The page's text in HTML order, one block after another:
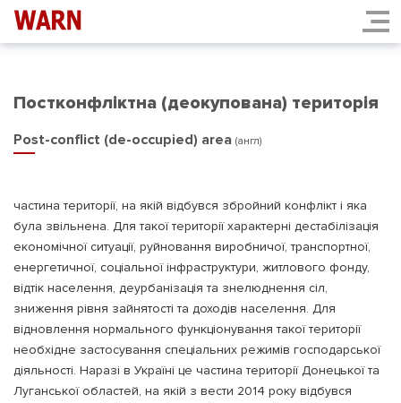
Постконфліктна (деокупована) територія
Post-conflict (de-occupied) area (англ)
частина території, на якій відбувся збройний конфлікт і яка
була звільнена. Для такої території характерні дестабілізація
економічної ситуації, руйновання виробничої, транспортної,
енергетичної, соціальної інфраструктури, житлового фонду,
відтік населення, деурбанізація та знелюднення сіл,
зниження рівня зайнятості та доходів населення. Для
відновлення нормального функціонування такої території
необхідне застосування спеціальних режимів господарської
діяльності. Наразі в Україні це частина території Донецької та
Луганської областей, на якій з вести 2014 року відбувся